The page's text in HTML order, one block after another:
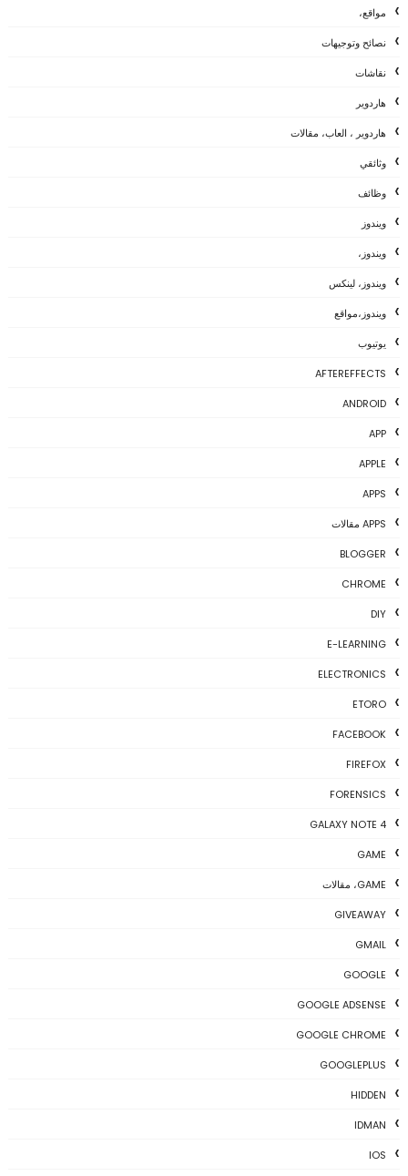
مواقع،
نصائح وتوجيهات
نقاشات
هاردوير
هاردوير ، العاب، مقالات
وثائقي
وظائف
ويندوز
ويندوز،
ويندوز، لينكس
ويندوز،مواقع
يوتيوب
AFTEREFFECTS
ANDROID
APP
APPLE
APPS
APPS مقالات
BLOGGER
CHROME
DIY
E-LEARNING
ELECTRONICS
ETORO
FACEBOOK
FIREFOX
FORENSICS
GALAXY NOTE 4
GAME
GAME، مقالات
GIVEAWAY
GMAIL
GOOGLE
GOOGLE ADSENSE
GOOGLE CHROME
GOOGLEPLUS
HIDDEN
IDMAN
IOS